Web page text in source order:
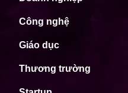
Công nghệ
Giáo dục
Thương trường